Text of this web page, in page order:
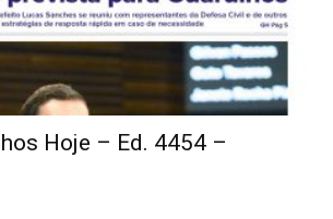
Hoje – Ed. 4454 –